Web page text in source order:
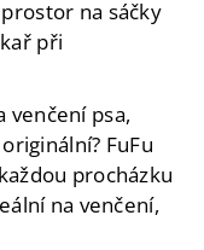
na sáčky
při
venčení psa,
FuFu
procházku
na venčení,